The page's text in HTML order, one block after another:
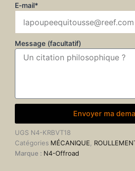
E-mail*
Message (facultatif)
Envoyer ma
UGS N4-KRBVT18
Catégories MÉCANIQUE
Marque : N4-Offroad